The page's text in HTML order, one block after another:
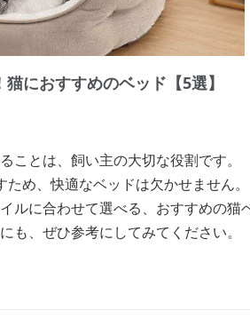
におすすめのベッド【5選】
ことは、飼い主の大切な役割です。
め、快適なベッドは欠かせません。
ルに合わせて選べる、おすすめの猫
も、ぜひ参考にしてみてください。